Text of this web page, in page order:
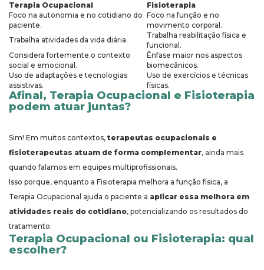
Terapia Ocupacional
Fisioterapia
Foco na autonomia e no cotidiano do
paciente.
Foco na função e no
movimento corporal.
Trabalha atividades da vida diária.
Trabalha reabilitação física e
funcional.
Considera fortemente o contexto
social e emocional.
Ênfase maior nos aspectos
biomecânicos.
Uso de adaptações e tecnologias
assistivas.
Uso de exercícios e técnicas
físicas.
Afinal, Terapia Ocupacional e Fisioterapia
podem atuar juntas?
Sim! Em muitos contextos, terapeutas ocupacionais e
fisioterapeutas atuam de forma complementar, ainda mais
quando falamos em equipes multiprofissionais.
Isso porque, enquanto a Fisioterapia melhora a função física, a
Terapia Ocupacional ajuda o paciente a aplicar essa melhora em
atividades reais do cotidiano, potencializando os resultados do
tratamento.
Terapia Ocupacional ou Fisioterapia: qual
escolher?